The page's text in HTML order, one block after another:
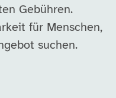
Gebühren.
für Menschen,
suchen.